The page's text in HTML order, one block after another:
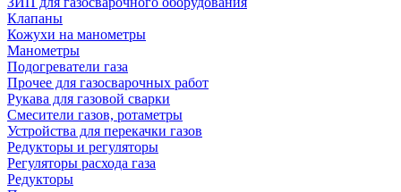
Клапаны
Кожухи на манометры
Манометры
Подогреватели газа
Прочее для газосварочных работ
Рукава для газовой сварки
Смесители газов, ротаметры
Устройства для перекачки газов
Редукторы и регуляторы
Регуляторы расхода газа
Редукторы